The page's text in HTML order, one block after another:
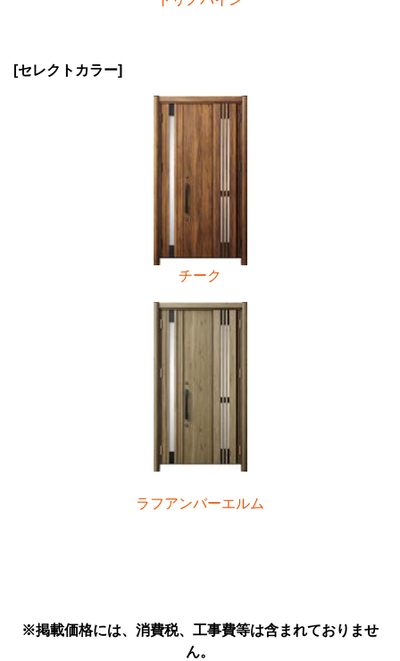
[セレクトカラー]
チーク
ラフアンバーエルム
※掲載価格には、消費税、工事費等は含まれておりませ
ん。